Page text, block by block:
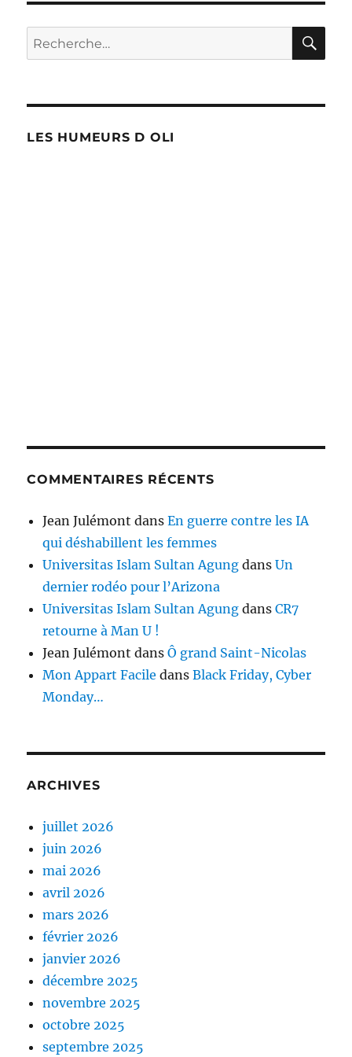
réélue
!
Recherche
pour :
LES HUMEURS D OLI
COMMENTAIRES RÉCENTS
Jean Julémont dansEn guerre contre les IA
qui déshabillent les femmes
Universitas Islam Sultan Agung dansUn
dernier rodéo pour l’Arizona
Universitas Islam Sultan Agung dansCR7
retourne à Man U !
Jean Julémont dansÔ grand Saint-Nicolas
Mon Appart Facile dansBlack Friday, Cyber
Monday…
ARCHIVES
juillet 2026
juin 2026
mai 2026
avril 2026
mars 2026
février 2026
janvier 2026
décembre 2025
novembre 2025
octobre 2025
septembre 2025